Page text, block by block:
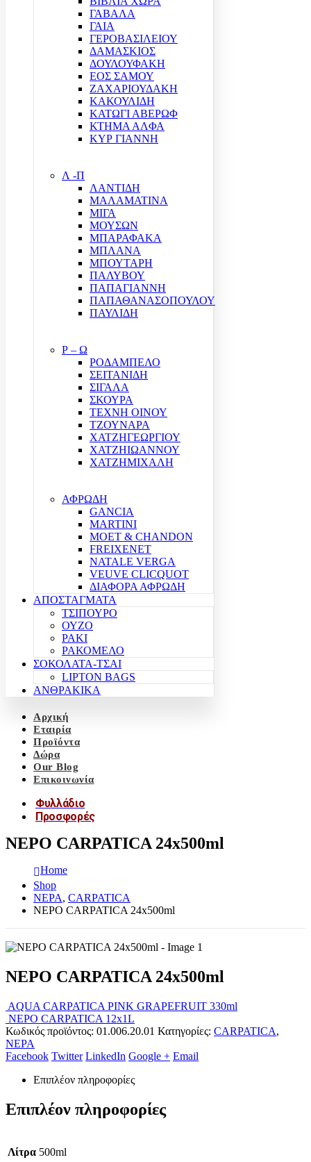
ΓΑΒΑΛΑ
ΓΑΙΑ
ΓΕΡΟΒΑΣΙΛΕΙΟΥ
ΔΑΜΑΣΚΙΟΣ
ΔΟΥΛΟΥΦΑΚΗ
ΕΟΣ ΣΑΜΟΥ
ΖΑΧΑΡΙΟΥΔΑΚΗ
ΚΑΚΟΥΛΙΔΗ
ΚΑΤΩΓΙ ΑΒΕΡΩΦ
ΚΤΗΜΑ ΑΛΦΑ
ΚΥΡ ΓΙΑΝΝΗ
Λ -Π
ΛΑΝΤΙΔΗ
ΜΑΛΑΜΑΤΙΝΑ
ΜΙΓΑ
ΜΟΥΣΩΝ
ΜΠΑΡΑΦΑΚΑ
ΜΠΛΑΝΑ
ΜΠΟΥΤΑΡΗ
ΠΑΛΥΒΟΥ
ΠΑΠΑΓΙΑΝΝΗ
ΠΑΠΑΘΑΝΑΣΟΠΟΥΛΟΥ
ΠΑΥΛΙΔΗ
Ρ – Ω
ΡΟΔΑΜΠΕΛΟ
ΣΕΙΤΑΝΙΔΗ
ΣΙΓΑΛΑ
ΣΚΟΥΡΑ
ΤΕΧΝΗ ΟΙΝΟΥ
ΤΖΟΥΝΑΡΑ
ΧΑΤΖΗΓΕΩΡΓΙΟΥ
ΧΑΤΖΗΙΩΑΝΝΟΥ
ΧΑΤΖΗΜΙΧΑΛΗ
ΑΦΡΩΔΗ
GANCIA
MARTINI
MOET & CHANDON
FREIXENET
NATALE VERGA
VEUVE CLICQUOT
ΔΙΑΦΟΡΑ ΑΦΡΩΔΗ
ΑΠΟΣΤΑΓΜΑΤΑ
ΤΣΙΠΟΥΡΟ
ΟΥΖΟ
ΡΑΚΙ
ΡΑΚΟΜΕΛΟ
ΣΟΚΟΛΑΤΑ-ΤΣΑΙ
LIPTON BAGS
ΑΝΘΡΑΚΙΚΑ
Αρχική
Εταιρία
Προϊόντα
Δώρα
Our Blog
Επικοινωνία
Φυλλάδιο
Προσφορές
ΝΕΡΟ CARPATICA 24x500ml
Home
Shop
ΝΕΡΑ, CARPATICA
ΝΕΡΟ CARPATICA 24x500ml
ΝΕΡΟ CARPATICA 24x500ml
AQUA CARPATICA PINK GRAPEFRUIT 330ml
ΝΕΡΟ CARPATICA 12x1L
Κωδικός προϊόντος: 01.006.20.01 Κατηγορίες: CARPATICA,
ΝΕΡΑ
Facebook Twitter LinkedIn Google + Email
Επιπλέον πληροφορίες
Επιπλέον πληροφορίες
Λίτρα 500ml